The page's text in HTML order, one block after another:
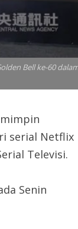
Bell ke-60
serial Netflix
Televisi.
Senin